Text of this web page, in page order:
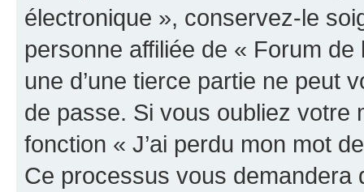
électronique », conservez-le
personne affiliée de « Forum
une d’une tierce partie ne peut
de passe. Si vous oubliez votre
fonction « J’ai perdu mon mot
Ce processus vous demandera